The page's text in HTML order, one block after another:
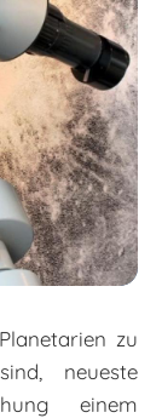
zu
neueste
einem